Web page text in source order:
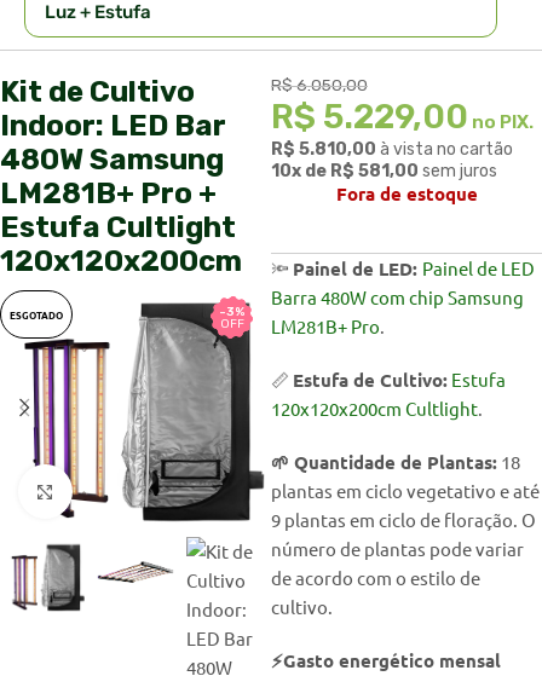
Luz + Estufa
Kit de Cultivo
Indoor: LED Bar
480W Samsung
LM281B+ Pro +
Estufa Cultlight
120x120x200cm
-3%
OFF
ESGOTADO
-3%
OFF
Click to enlarge
R$6.050,00
R$ 5.229,00 no PIX.
R$ 5.810,00 à vista no cartão
10x de R$ 581,00 sem juros
Fora de estoque
🔦 Painel de LED: Painel de LED
Barra 480W com chip Samsung
LM281B+ Pro.
📏 Estufa de Cultivo: Estufa
120x120x200cm Cultlight.
🌱 Quantidade de Plantas: 18
plantas em ciclo vegetativo e até
9 plantas em ciclo de floração. O
número de plantas pode variar
de acordo com o estilo de
cultivo.
⚡Gasto energético mensal